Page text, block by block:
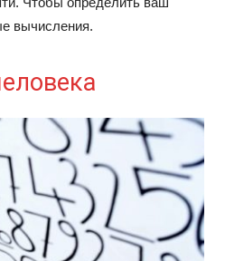
вычисления.